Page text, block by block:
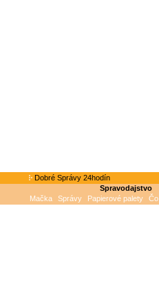
Dobré Správy 24hodín
Spravodajstvo
Mačka
Správy Papierové palety